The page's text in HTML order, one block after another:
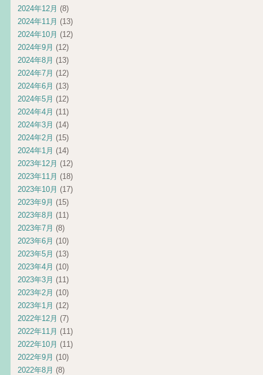
2024年12月 (8)
2024年11月 (13)
2024年10月 (12)
2024年9月 (12)
2024年8月 (13)
2024年7月 (12)
2024年6月 (13)
2024年5月 (12)
2024年4月 (11)
2024年3月 (14)
2024年2月 (15)
2024年1月 (14)
2023年12月 (12)
2023年11月 (18)
2023年10月 (17)
2023年9月 (15)
2023年8月 (11)
2023年7月 (8)
2023年6月 (10)
2023年5月 (13)
2023年4月 (10)
2023年3月 (11)
2023年2月 (10)
2023年1月 (12)
2022年12月 (7)
2022年11月 (11)
2022年10月 (11)
2022年9月 (10)
2022年8月 (8)